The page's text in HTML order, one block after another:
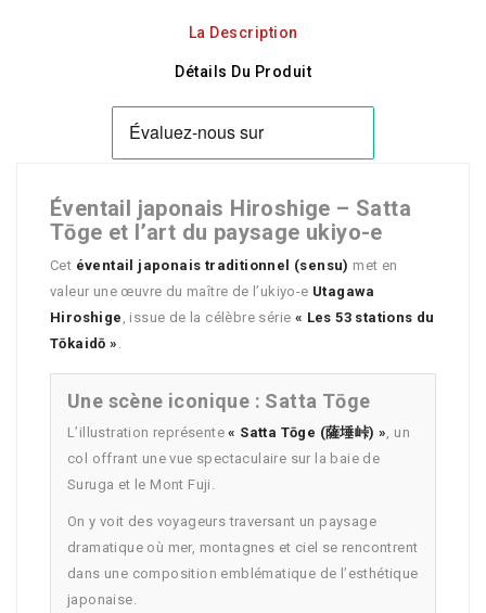
La Description
Détails Du Produit
Éventail japonais Hiroshige – Satta
Tōge et l’art du paysage ukiyo-e
Cet éventail japonais traditionnel (sensu) met en
valeur une œuvre du maître de l’ukiyo-e Utagawa
Hiroshige , issue de la célèbre série « Les 53 stations du
Tōkaidō » .
Une scène iconique : Satta Tōge
L’illustration représente« Satta Tōge (薩埵峠) », un
col offrant une vue spectaculaire sur la baie de
Suruga et le Mont Fuji.
On y voit des voyageurs traversant un paysage
dramatique où mer, montagnes et ciel se rencontrent
dans une composition emblématique de l’esthétique
japonaise.